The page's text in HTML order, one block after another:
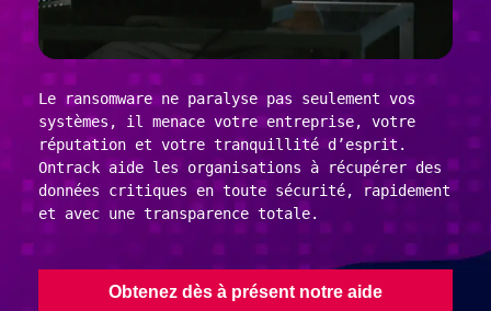
Le ransomware ne paralyse pas seulement vos
systèmes, il menace votre entreprise, votre
réputation et votre tranquillité d’esprit.
Ontrack aide les organisations à récupérer des
données critiques en toute sécurité, rapidement
et avec une transparence totale.
Obtenez dès à présent notre aide